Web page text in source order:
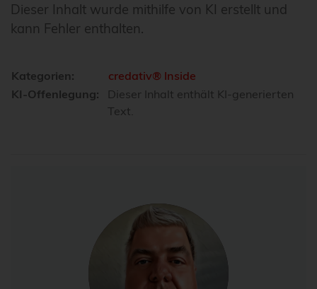
Dieser Inhalt wurde mithilfe von KI erstellt und
kann Fehler enthalten.
Kategorien:
credativ® Inside
KI-Offenlegung:
Dieser Inhalt enthält KI-generierten
Text.